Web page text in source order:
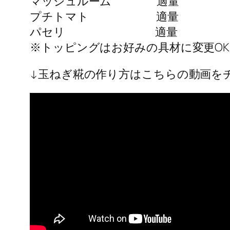
プチトマト 適量
パセリ 適量
※トッピングはお好みの具材に変更OK
↓玉ねぎ糀の作り方はこちらの動画を